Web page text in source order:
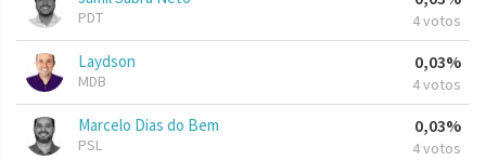
PDT 4 votos
Laydson
MDB
0,03%
4 votos
Marcelo Dias do Bem
PSL
0,03%
4 votos